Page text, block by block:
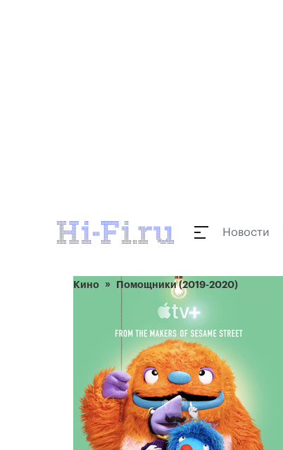
Новости
Кино Помощники (2019-2020)